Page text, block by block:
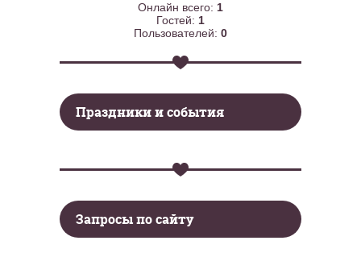
Онлайн всего: 1
Гостей: 1
Пользователей: 0
Праздники и события
Запросы по сайту